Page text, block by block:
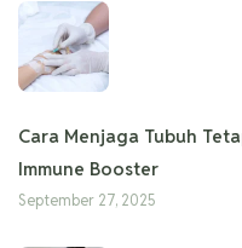
Cara Menjaga Tubuh
Immune Booster
September 27, 2025